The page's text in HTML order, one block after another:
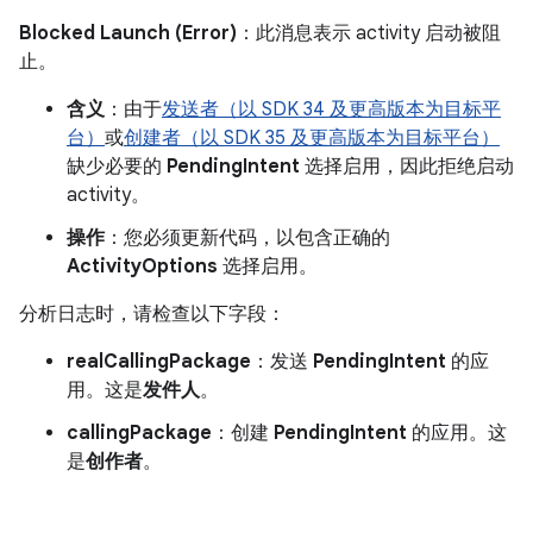
Blocked Launch (Error) ：此消息表示 activity 启动被阻
止。
含义 ：由于发送者（以 SDK 34 及更高版本为目标平
台） 或创建者（以 SDK 35 及更高版本为目标平台）
缺少必要的 PendingIntent 选择启用，因此拒绝启动
activity。
操作：您必须更新代码，以包含正确的
ActivityOptions 选择启用。
分析日志时，请检查以下字段：
realCallingPackage ：发送 PendingIntent 的应
用。这是发件人。
callingPackage ：创建 PendingIntent 的应用。这
是创作者。